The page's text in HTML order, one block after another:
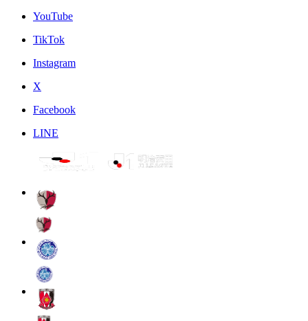
YouTube
TikTok
Instagram
X
Facebook
LINE